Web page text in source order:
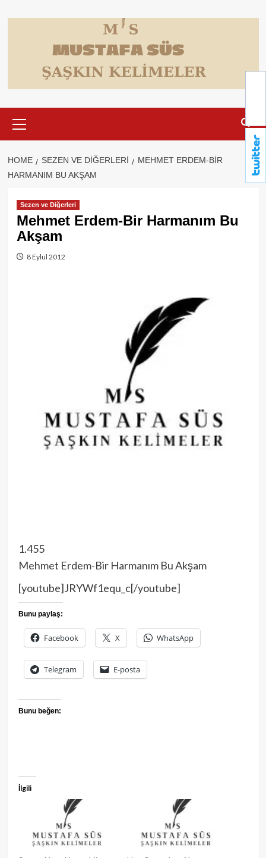
to
Menu
HOME SEZEN VE DIĞERLERI
MEHMET ERDEM-BIR
HARMANIM BU AKŞAM
Sezen ve Diğerleri
Mehmet Erdem-Bir Harmanım Bu
Akşam
8 Eylül 2012
1.455
Mehmet Erdem-Bir Harmanım Bu Akşam
[youtube]JRYWf1equ_c[/youtube]
Bunu paylaş:
Facebook X WhatsApp
Telegram E-posta
Bunu beğen:
İlgili